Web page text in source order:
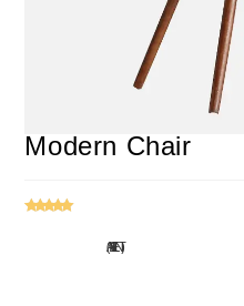
Modern Chair
1AVIS CLIENT)